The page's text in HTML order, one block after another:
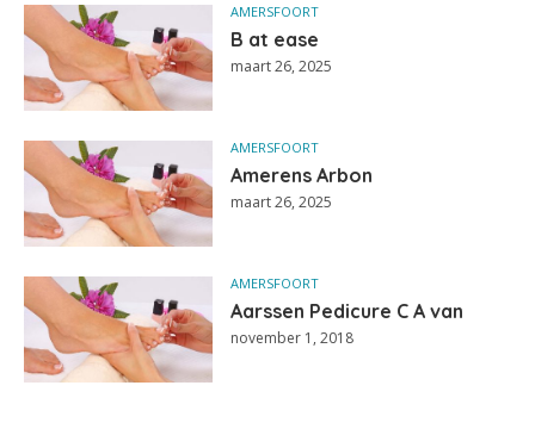
AMERSFOORT
B at ease
maart 26, 2025
AMERSFOORT
Amerens Arbon
maart 26, 2025
AMERSFOORT
Aarssen Pedicure C A van
november 1, 2018